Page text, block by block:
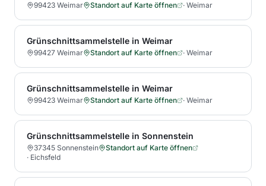
99423 Weimar Standort auf Karte öffnen · Weimar
Grünschnittsammelstelle in Weimar
99427 Weimar Standort auf Karte öffnen · Weimar
Grünschnittsammelstelle in Weimar
99423 Weimar Standort auf Karte öffnen · Weimar
Grünschnittsammelstelle in Sonnenstein
37345 Sonnenstein
Standort auf Karte öffnen
· Eichsfeld